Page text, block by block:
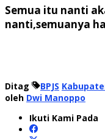
Semua itu nanti
nanti,semuanya
Ditag BPJS
oleh Dwi Manoppo
Ikuti Kami Pada